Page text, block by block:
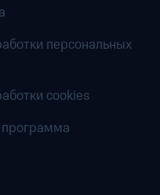
персональных
cookies